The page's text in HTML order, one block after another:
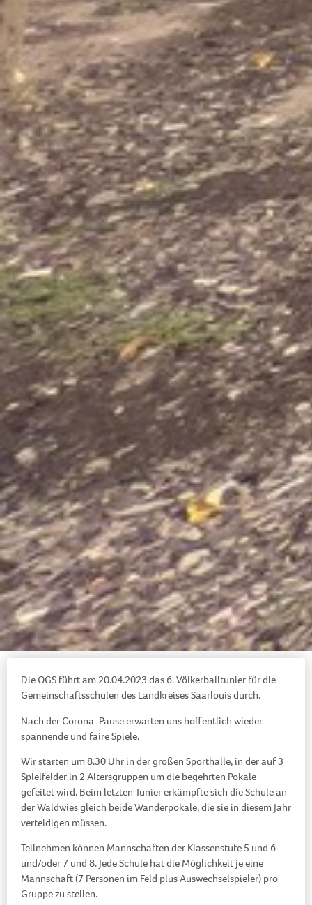
Die OGS führt am 20.04.2023 das 6. Völkerballtunier für die
Gemeinschaftsschulen des Landkreises Saarlouis durch.
Nach der Corona-Pause erwarten uns hoffentlich wieder
spannende und faire Spiele.
Wir starten um 8.30 Uhr in der großen Sporthalle, in der auf 3
Spielfelder in 2 Altersgruppen um die begehrten Pokale
gefeitet wird. Beim letzten Tunier erkämpfte sich die Schule an
der Waldwies gleich beide Wanderpokale, die sie in diesem Jahr
verteidigen müssen.
Teilnehmen können Mannschaften der Klassenstufe 5 und 6
und/oder 7 und 8. Jede Schule hat die Möglichkeit je eine
Mannschaft (7 Personen im Feld plus Auswechselspieler) pro
Gruppe zu stellen.